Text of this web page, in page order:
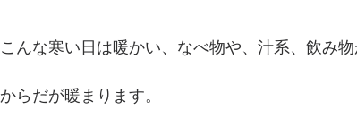
こんな寒い日は暖かい、なべ物や、汁系、飲み
からだが暖まります。